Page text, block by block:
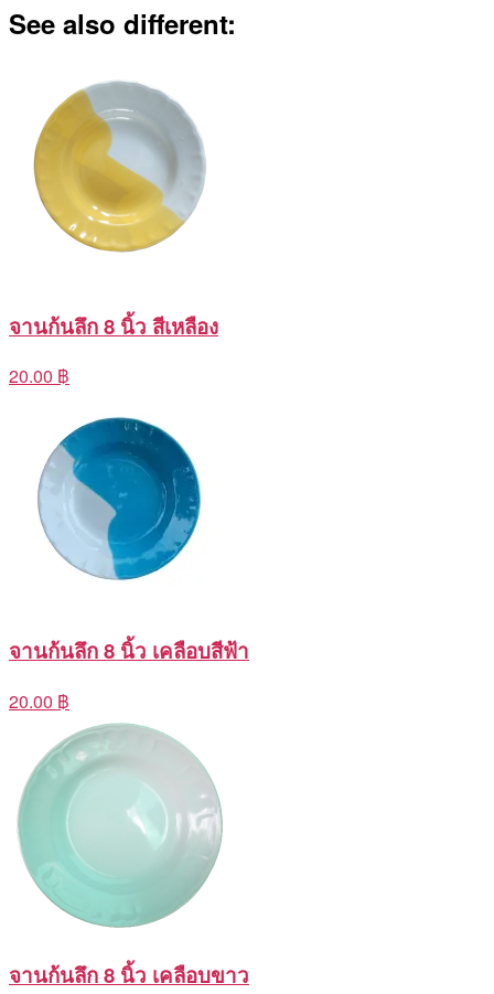
See also different:
จานก้นลึก 8 นิ้ว สีเหลือง
20.00 ฿
จานก้นลึก 8 นิ้ว เคลือบสีฟ้า
20.00 ฿
จานก้นลึก 8 นิ้ว เคลือบขาว